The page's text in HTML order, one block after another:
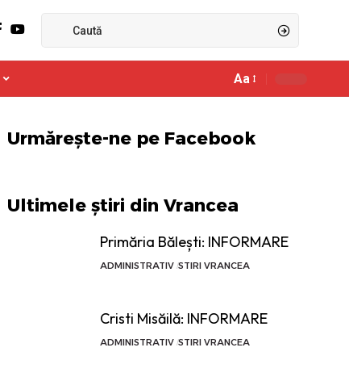
Ajustor
font
Aa
Urmărește-ne pe Facebook
Ultimele știri din Vrancea
Primăria Bălești: INFORMARE
ADMINISTRATIV STIRI VRANCEA
Cristi Misăilă: INFORMARE
ADMINISTRATIV STIRI VRANCEA